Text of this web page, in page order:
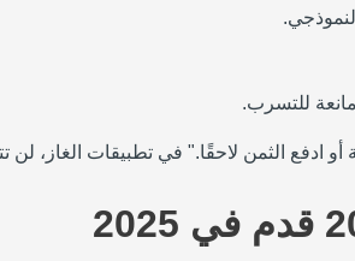
ادفع الثمن لاحقًا." في تطبيقات الغاز، لن